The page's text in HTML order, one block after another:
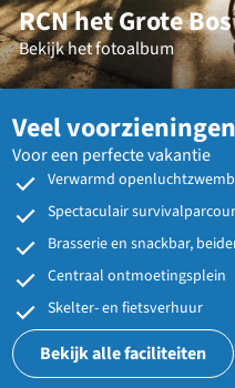
RCN het Grote
Bekijk het fotoalbum
Veel voorzieningen
Voor een perfecte vakantie
Verwarmd
Spectaculair
Brasserie en snackbar,
Centraal ontmoetingsplein
Skelter- en fietsverhuur
Bekijk alle faciliteiten